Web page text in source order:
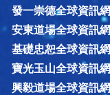
發一崇德全球資訊網
安東道場全球資訊網
基礎忠恕全球資訊網
寶光玉山全球資訊網
興毅道場全球資訊網